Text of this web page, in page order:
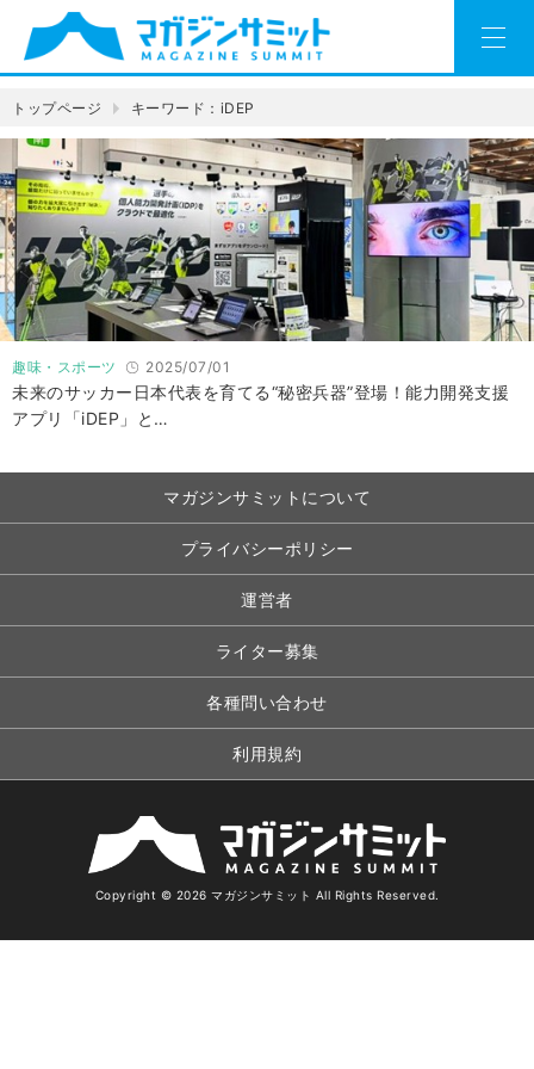
トップページ キーワード：iDEP
趣味・スポーツ 2025/07/01
未来のサッカー日本代表を育てる“秘密兵器”登場！能力開発支援
アプリ「iDEP」と…
マガジンサミットについて
プライバシーポリシー
運営者
ライター募集
各種問い合わせ
利用規約
Copyright © 2026 マガジンサミット All Rights Reserved.